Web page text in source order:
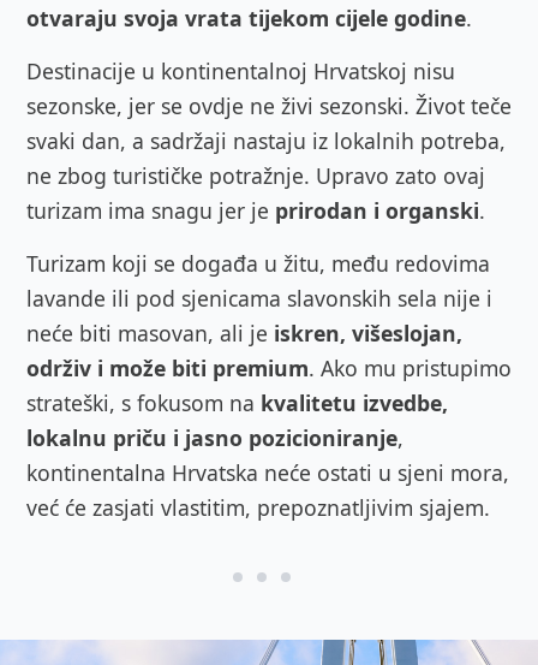
otvaraju svoja vrata tijekom cijele godine.
Destinacije u kontinentalnoj Hrvatskoj nisu
sezonske, jer se ovdje ne živi sezonski. Život teče
svaki dan, a sadržaji nastaju iz lokalnih potreba,
ne zbog turističke potražnje. Upravo zato ovaj
turizam ima snagu jer je prirodan i organski.
Turizam koji se događa u žitu, među redovima
lavande ili pod sjenicama slavonskih sela nije i
neće biti masovan, ali je iskren, višeslojan,
održiv i može biti premium. Ako mu pristupimo
strateški, s fokusom na kvalitetu izvedbe,
lokalnu priču i jasno pozicioniranje,
kontinentalna Hrvatska neće ostati u sjeni mora,
već će zasjati vlastitim, prepoznatljivim sjajem.